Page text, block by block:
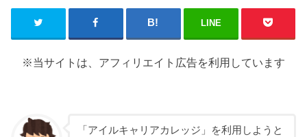
LINE
※当サイトは、アフィリエイト広告を利用しています
「アイルキャリアカレッジ」を利用しようと